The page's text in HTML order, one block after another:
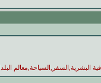
البشرية,السفر,السياحة,معالم